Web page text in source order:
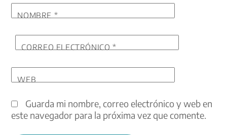
NOMBRE *
CORREO ELECTRÓNICO*
WEB
Guarda mi nombre, correo electrónico y web en
este navegador para la próxima vez que comente.